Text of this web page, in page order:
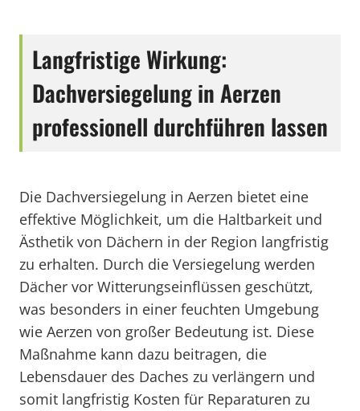
Langfristige Wirkung:
Dachversiegelung in Aerzen
professionell durchführen lassen
Die Dachversiegelung in Aerzen bietet eine
effektive Möglichkeit, um die Haltbarkeit und
Ästhetik von Dächern in der Region langfristig
zu erhalten. Durch die Versiegelung werden
Dächer vor Witterungseinflüssen geschützt,
was besonders in einer feuchten Umgebung
wie Aerzen von großer Bedeutung ist. Diese
Maßnahme kann dazu beitragen, die
Lebensdauer des Daches zu verlängern und
somit langfristig Kosten für Reparaturen zu